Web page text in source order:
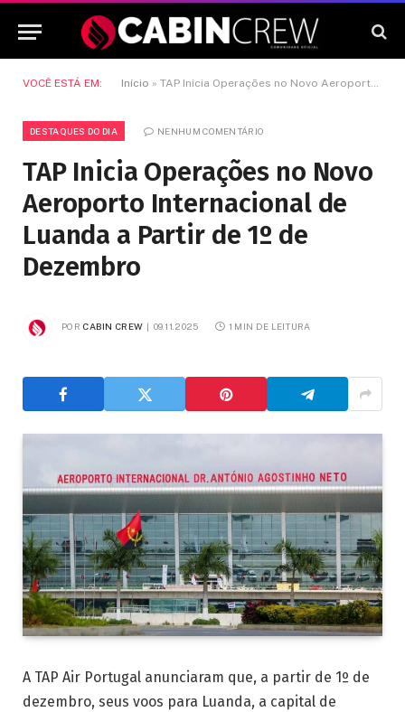
VOCÊ ESTÁ EM: Início » TAP Inicia Operações no Novo Aeroporto Internacional de Luanda a Partir de 1º de Dezembro
DESTAQUES DO DIA NENHUM COMENTÁRIO
TAP Inicia Operações no Novo
Aeroporto Internacional de
Luanda a Partir de 1º de
Dezembro
POR CABIN CREW 09.11.2025 1 MIN DE LEITURA
A TAP Air Portugal anunciaram que, a partir de 1º de
dezembro, seus voos para Luanda, a capital de